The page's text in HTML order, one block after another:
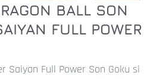
BALL SON
FULL POWER
Saiyan Full Power Son Goku si